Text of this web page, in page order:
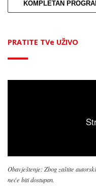
KOMPLETAN
PRATITE TVe UŽIVO
Obavještenje: Zbog zaštite
neće biti dostupan.